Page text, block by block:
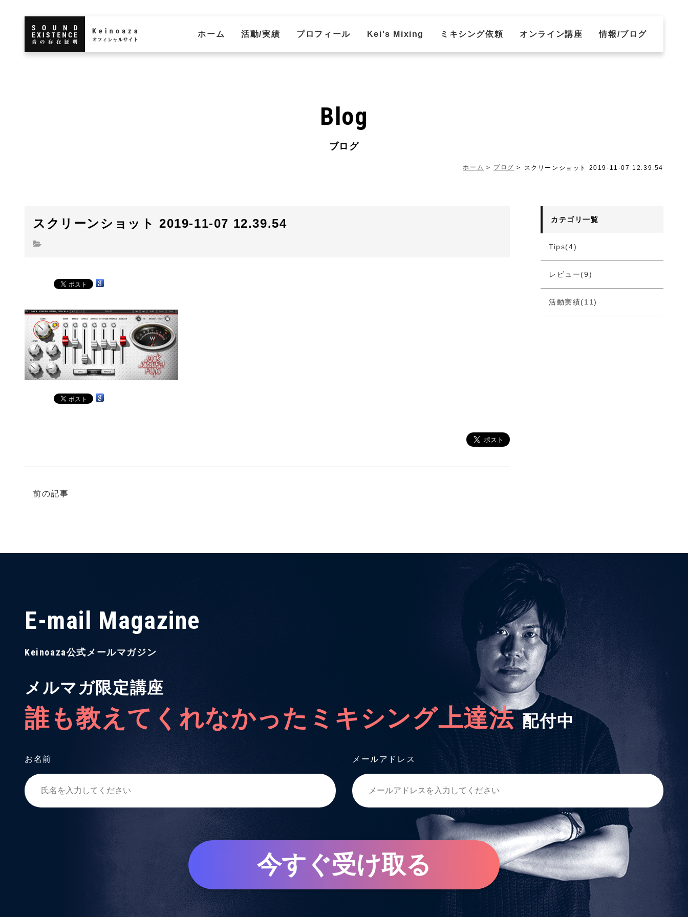
ホーム 活動/実績 プロフィール Kei's Mixing ミキシング依頼 オンライン講座 情報/ブログ
Blog
ブログ
ホーム ブログ スクリーンショット 2019-11-07 12.39.54
スクリーンショット 2019-11-07 12.39.54
前の記事
カテゴリ一覧
Tips(4)
レビュー(9)
活動実績(11)
E-mail Magazine
Keinoaza公式メールマガジン
メルマガ限定講座
誰も教えてくれなかったミキシング上達法 配付中
お名前 メールアドレス
今すぐ受け取る